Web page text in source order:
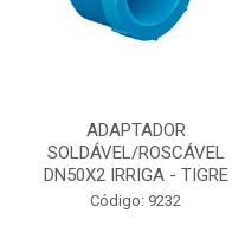
ADAPTADOR
SOLDÁVEL/ROSCÁVEL
DN50X2 IRRIGA - TIGRE
Código: 9232